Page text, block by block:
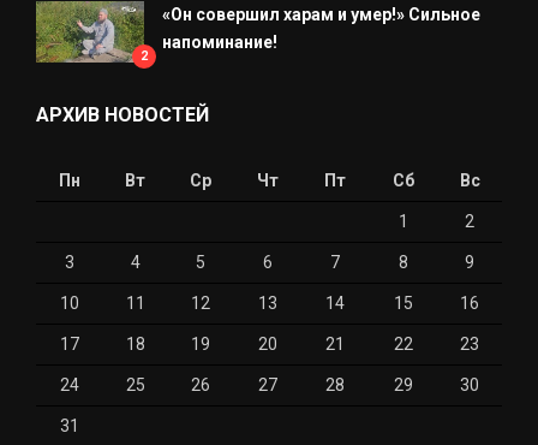
2
«Он совершил харам и умер!» Сильное
напоминание!
АРХИВ НОВОСТЕЙ
Пн Вт Ср Чт Пт Сб Вс
1 2
3 4 5 6 7 8 9
10 11 12 13 14 15 16
17 18 19 20 21 22 23
24 25 26 27 28 29 30
31